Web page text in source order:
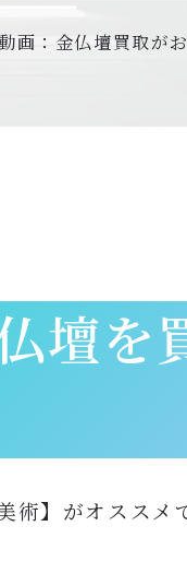
画：金仏壇買取が
壇を
】がオススメ